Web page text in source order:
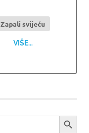
Zapali svijeću
VIŠE...
SEARCH BUTTON